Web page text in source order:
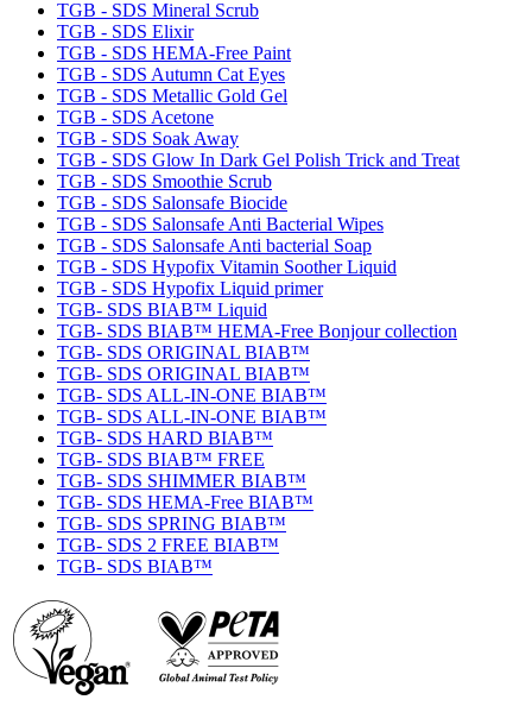
TGB - SDS Mineral Scrub
TGB - SDS Elixir
TGB - SDS HEMA-Free Paint
TGB - SDS Autumn Cat Eyes
TGB - SDS Metallic Gold Gel
TGB - SDS Acetone
TGB - SDS Soak Away
TGB - SDS Glow In Dark Gel Polish Trick and Treat
TGB - SDS Smoothie Scrub
TGB - SDS Salonsafe Biocide
TGB - SDS Salonsafe Anti Bacterial Wipes
TGB - SDS Salonsafe Anti bacterial Soap
TGB - SDS Hypofix Vitamin Soother Liquid
TGB - SDS Hypofix Liquid primer
TGB- SDS BIAB™ Liquid
TGB- SDS BIAB™ HEMA-Free Bonjour collection
TGB- SDS ORIGINAL BIAB™
TGB- SDS ORIGINAL BIAB™
TGB- SDS ALL-IN-ONE BIAB™
TGB- SDS ALL-IN-ONE BIAB™
TGB- SDS HARD BIAB™
TGB- SDS BIAB™ FREE
TGB- SDS SHIMMER BIAB™
TGB- SDS HEMA-Free BIAB™
TGB- SDS SPRING BIAB™
TGB- SDS 2 FREE BIAB™
TGB- SDS BIAB™